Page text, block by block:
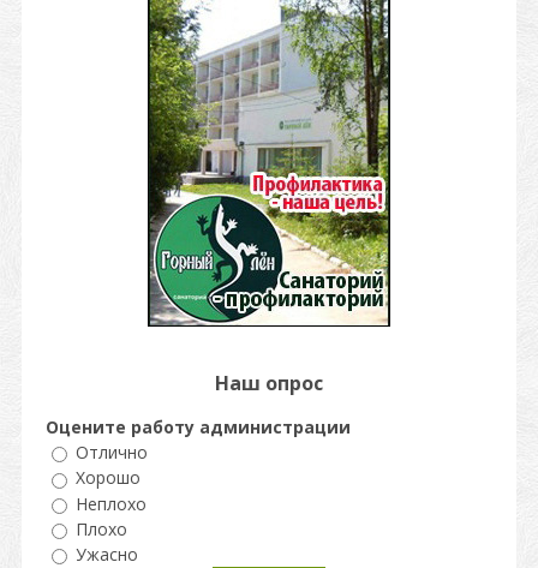
Наш опрос
Оцените работу администрации
Отлично
Хорошо
Неплохо
Плохо
Ужасно